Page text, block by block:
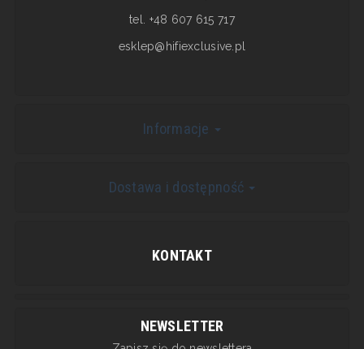
tel. +48 607 615 717
esklep@hifiexclusive.pl
Informacje
Dostawa i dostępność
KONTAKT
NEWSLETTER